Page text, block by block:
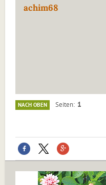
achim68
NACH OBEN Seiten 1